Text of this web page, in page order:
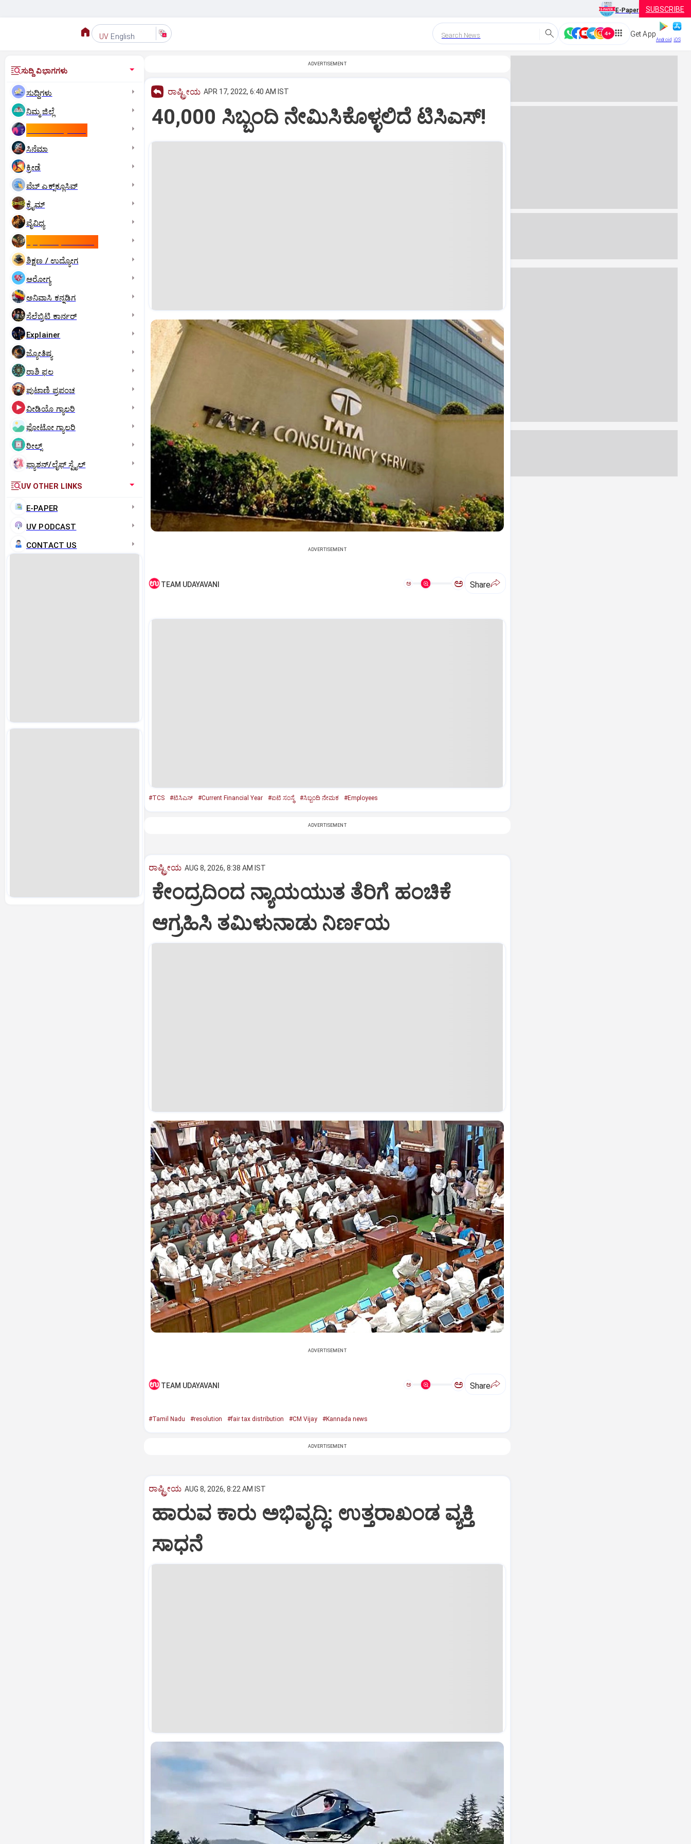
E-Paper SUBSCRIBE
UV English Search News Get App
Android iOS
ಸುದ್ದಿ ವಿಭಾಗಗಳು
ಸುದ್ದಿಗಳು
ನಿಮ್ಮ ಜಿಲ್ಲೆ
ಸಿನೆಮಾ
ಕ್ರೀಡೆ
ವೆಬ್ ಎಕ್ಸ್‌ಕ್ಲೂಸಿವ್
ಕ್ರೈಮ್
ವೈವಿಧ್ಯ
ಶಿಕ್ಷಣ / ಉದ್ಯೋಗ
ಆರೋಗ್ಯ
ಅನಿವಾಸಿ ಕನ್ನಡಿಗ
ಸೆಲೆಬ್ರಿಟಿ ಕಾರ್ನರ್‌
Explainer
ಜ್ಯೋತಿಷ್ಯ
ರಾಶಿ ಫಲ
ಪುಟಾಣಿ ಪ್ರಪಂಚ
ವೀಡಿಯೊ ಗ್ಯಾಲರಿ
ಫೋಟೋ ಗ್ಯಾಲರಿ
ರೀಲ್ಸ್
ಫ್ಯಾಶನ್/ಲೈಫ್‌ ಸ್ಟೈಲ್
UV OTHER LINKS
E-PAPER
UV PODCAST
CONTACT US
ADVERTISEMENT
ರಾಷ್ಟ್ರೀಯ APR 17, 2022, 6:40 AM IST
40,000 ಸಿಬ್ಬಂದಿ ನೇಮಿಸಿಕೊಳ್ಳಲಿದೆ ಟಿಸಿಎಸ್‌!
ADVERTISEMENT
TEAM UDAYAVANI ಅ ಅ Share
#TCS #ಟಿಸಿಎಸ್‌ #Current Financial Year #ಐಟಿ ಸಂಸ್ಥೆ #ಸಿಬ್ಬಂದಿ ನೇಮಕ #Employees
ADVERTISEMENT
ರಾಷ್ಟ್ರೀಯ AUG 8, 2026, 8:38 AM IST
ಕೇಂದ್ರದಿಂದ ನ್ಯಾಯಯುತ ತೆರಿಗೆ ಹಂಚಿಕೆ
ಆಗ್ರಹಿಸಿ ತಮಿಳುನಾಡು ನಿರ್ಣಯ
ADVERTISEMENT
TEAM UDAYAVANI ಅ ಅ Share
#Tamil Nadu #resolution #fair tax distribution #CM Vijay #Kannada news
ADVERTISEMENT
ರಾಷ್ಟ್ರೀಯ AUG 8, 2026, 8:22 AM IST
ಹಾರುವ ಕಾರು ಅಭಿವೃದ್ಧಿ: ಉತ್ತರಾಖಂಡ ವ್ಯಕ್ತಿ
ಸಾಧನೆ